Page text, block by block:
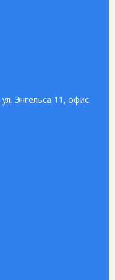
Энгельса 11, офис